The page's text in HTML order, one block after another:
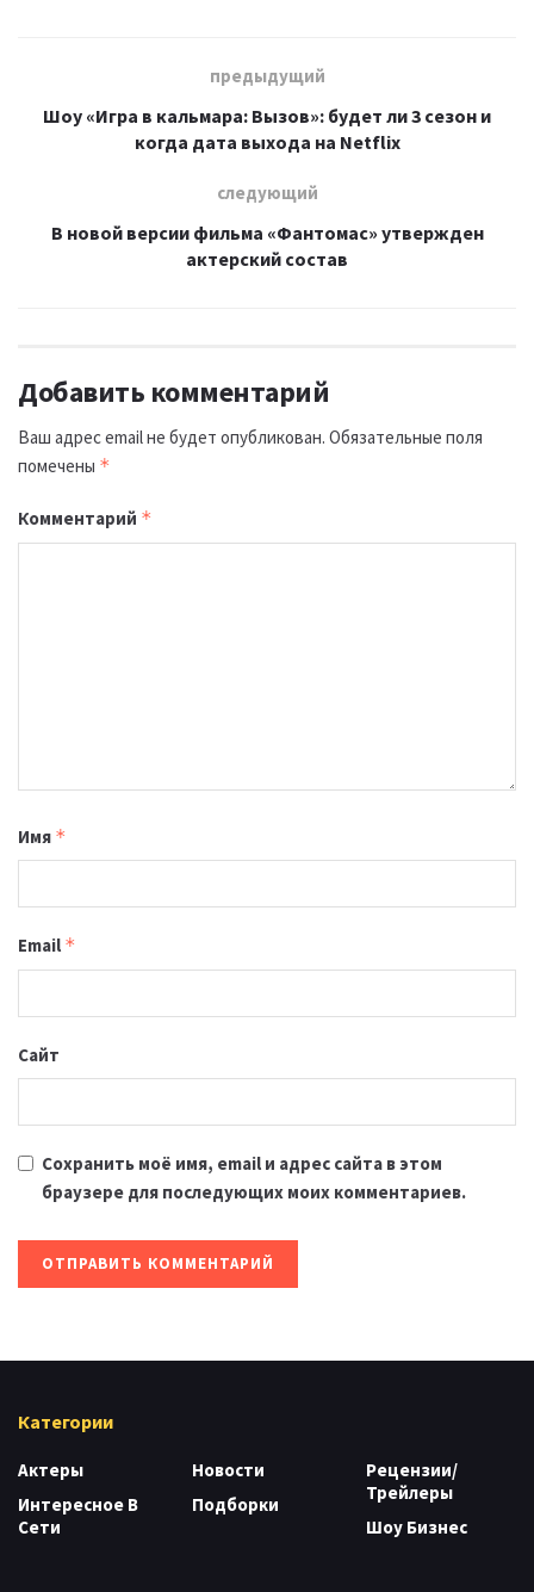
предыдущий
Шоу «Игра в кальмара: Вызов»: будет ли 3 сезон и
когда дата выхода на Netflix
следующий
В новой версии фильма «Фантомас» утвержден
актерский состав
Добавить комментарий
Ваш адрес email не будет опубликован. Обязательные поля
помечены *
Комментарий *
Имя *
Email *
Сайт
Сохранить моё имя, email и адрес сайта в этом
браузере для последующих моих комментариев.
Категории
Актеры
Интересное В
Сети
Новости
Подборки
Рецензии/
Трейлеры
Шоу Бизнес